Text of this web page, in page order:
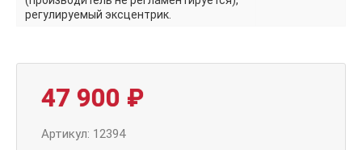
регулируемый эксцентрик.
47 900 ₽
Артикул: 12394